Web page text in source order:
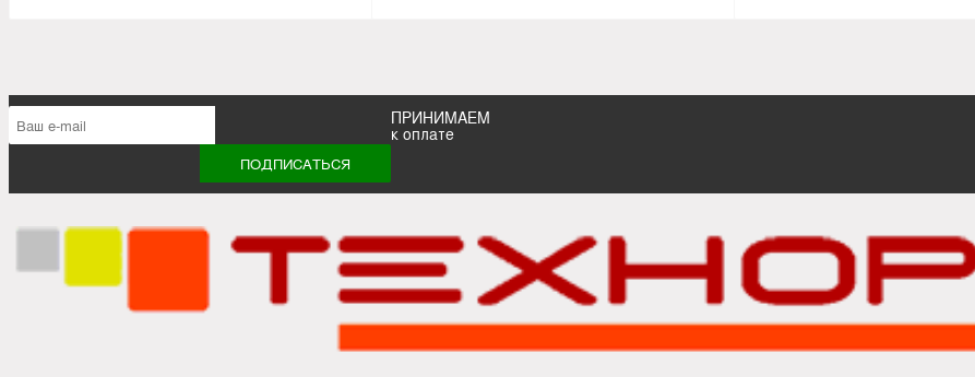
ПРИНИМАЕМ
к оплате